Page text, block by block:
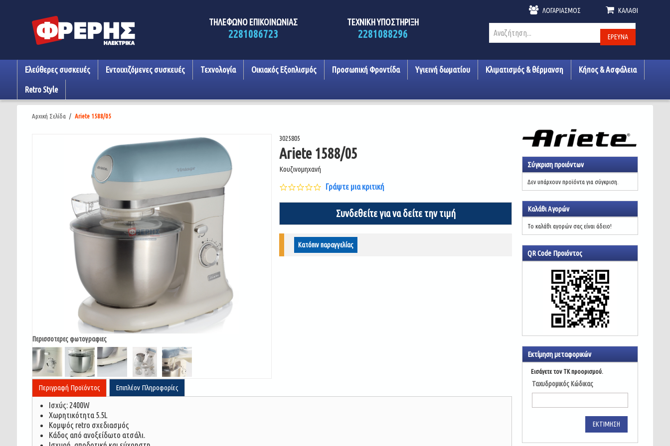
ΤΗΛΕΦΩΝΟ ΕΠΙΚΟΙΝΩΝΙΑΣ
2281086723
ΤΕΧΝΙΚΗ ΥΠΟΣΤΗΡΙΞΗ
2281088296
ΛΟΓΑΡΙΑΣΜΌΣ ΚΑΛΆΘΙ
ΈΡΕΥΝΑ
Ελεύθερες συσκευές Εντοιχιζόμενες συσκευές Τεχνολογία Οικιακός Εξοπλισμός Προσωπική Φροντίδα Υγιεινή δωματίου Κλιματισμός & θέρμανση Κήπος & Ασφάλεια
Retro Style
Αρχική Σελίδα / Ariete 1588/05
3025805
Ariete 1588/05
Κουζινομηχανή
0.0
star
rating
Γράψτε μια κριτική
Περισσοτερες φωτογραφιες
Συνδεθείτε για να δείτε την τιμή
Κατόπιν παραγγελίας
Περιγραφή Προϊόντος Επιπλέον Πληροφορίες
Ισχύς: 2400W
Χωρητικότητα 5.5L
Κομψός retro σχεδιασμός
Κάδος από ανοξείδωτο ατσάλι.
Σύγκριση προιόντων
Δεν υπάρχουν προϊόντα για σύγκριση.
Καλάθι Αγορών
Το καλάθι αγορών σας είναι άδειο!
QR Code Προιόντος
Εκτίμηση μεταφορικών
Εισάγετε τον ΤΚ προορισμού.
Ταχυδρομικός Κώδικας
ΕΚΤΊΜΗΣΗ